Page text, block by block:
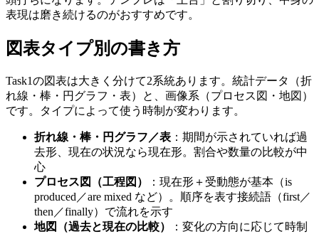
表現は磨き続けるのがおすすめです。
図表タイプ別の書き方
Task1の図表は大きく分けて2系統あります。統計データ（折
れ線・棒・円グラフ・表）と、画像系（プロセス図・地図）
です。タイプによって使う時制が変わります。
折れ線・棒・円グラフ／表 ：期間が示されていれば過
去形、現在の状況なら現在形。割合や数量の比較が中
心
プロセス図（工程図）
：現在形＋受動態が基本（is
produced／are mixed など）。順序を表す接続語（first／
then／finally）で流れを示す
地図（過去と現在の比較）
：変化の方向に応じて時制